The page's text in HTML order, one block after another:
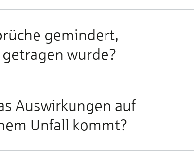
ge­min­dert,
wur­de?
Aus­wir­kun­gen auf
Un­fall kommt?